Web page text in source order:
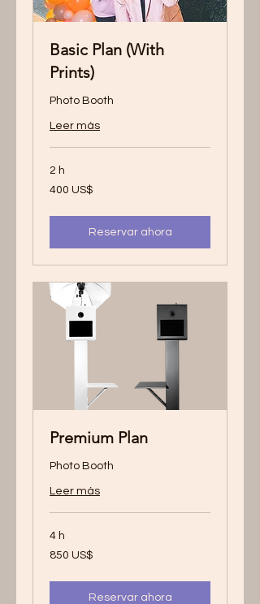
Basic Plan (With
Prints)
Photo Booth
Leer más
2 h
400
dólares
400 US$
Reservar ahora
Premium Plan
Photo Booth
Leer más
4 h
850
dólares
850 US$
Reservar ahora